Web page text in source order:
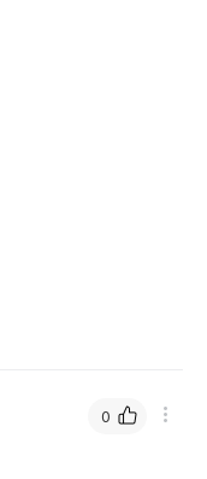
0